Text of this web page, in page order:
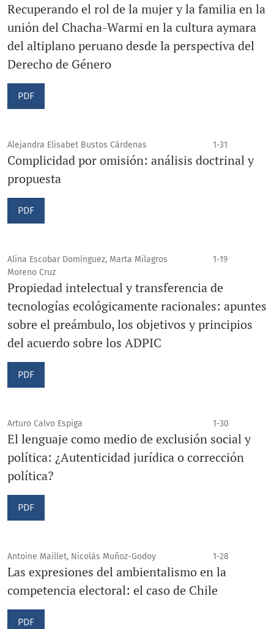
Recuperando el rol de la mujer y la familia en la
unión del Chacha-Warmi en la cultura aymara
del altiplano peruano desde la perspectiva del
Derecho de Género
PDF
Alejandra Elisabet Bustos Cárdenas 1-31
Complicidad por omisión: análisis doctrinal y
propuesta
PDF
Alina Escobar Domínguez, Marta Milagros
Moreno Cruz
1-19
Propiedad intelectual y transferencia de
tecnologías ecológicamente racionales: apuntes
sobre el preámbulo, los objetivos y principios
del acuerdo sobre los ADPIC
PDF
Arturo Calvo Espiga 1-30
El lenguaje como medio de exclusión social y
política: ¿Autenticidad jurídica o corrección
política?
PDF
Antoine Maillet, Nicolás Muñoz-Godoy 1-28
Las expresiones del ambientalismo en la
competencia electoral: el caso de Chile
PDF